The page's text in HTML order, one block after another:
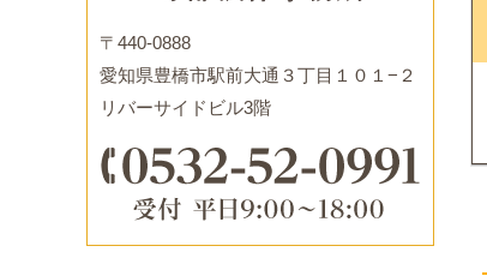
〒440-0888
愛知県豊橋市駅前大通３丁目１０１−２
リバーサイドビル3階